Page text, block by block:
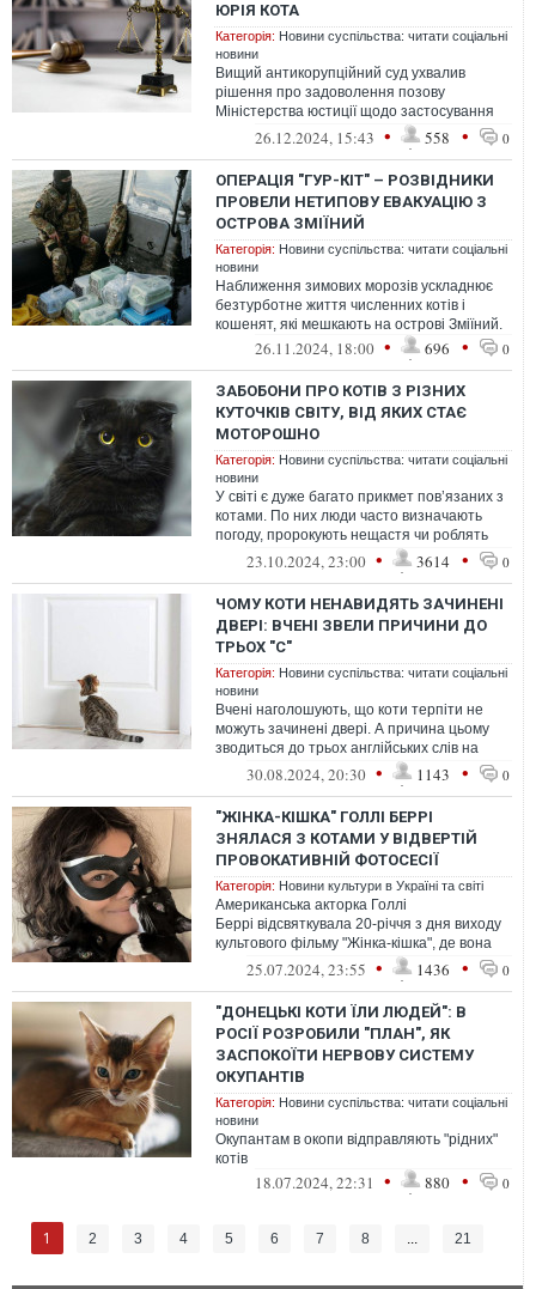
ЮРІЯ КОТА
Категорія: Новини суспільства: читати соціальні
новини
Вищий антикорупційний суд ухвалив
рішення про задоволення позову
Міністерства юстиції щодо застосування
санкцій до колишнього українського
26.12.2024, 15:43 • 558 • 0
ОПЕРАЦІЯ "ГУР-КІТ" – РОЗВІДНИКИ
ПРОВЕЛИ НЕТИПОВУ ЕВАКУАЦІЮ З
ОСТРОВА ЗМІЇНИЙ
Категорія: Новини суспільства: читати соціальні
новини
Наближення зимових морозів ускладнює
безтурботне життя численних котів і
кошенят, які мешкають на острові Зміїний.
26.11.2024, 18:00 • 696 • 0
ЗАБОБОНИ ПРО КОТІВ З РІЗНИХ
КУТОЧКІВ СВІТУ, ВІД ЯКИХ СТАЄ
МОТОРОШНО
Категорія: Новини суспільства: читати соціальні
новини
У світі є дуже багато прикмет пов’язаних з
котами. По них люди часто визначають
погоду, пророкують нещастя чи роблять
інші передбачення. Проте існують...
23.10.2024, 23:00 • 3614 • 0
ЧОМУ КОТИ НЕНАВИДЯТЬ ЗАЧИНЕНІ
ДВЕРІ: ВЧЕНІ ЗВЕЛИ ПРИЧИНИ ДО
ТРЬОХ "С"
Категорія: Новини суспільства: читати соціальні
новини
Вчені наголошують, що коти терпіти не
можуть зачинені двері. А причина цьому
зводиться до трьох англійських слів на
літеру "С" – choice, control, chan...
30.08.2024, 20:30 • 1143 • 0
"ЖІНКА-КІШКА" ГОЛЛІ БЕРРІ
ЗНЯЛАСЯ З КОТАМИ У ВІДВЕРТІЙ
ПРОВОКАТИВНІЙ ФОТОСЕСІЇ
Категорія: Новини культури в Україні та світі
Американська акторка Голлі
Беррі відсвяткувала 20-річчя з дня виходу
культового фільму "Жінка-кішка", де вона
зіграла головну роль.
25.07.2024, 23:55 • 1436 • 0
"ДОНЕЦЬКІ КОТИ ЇЛИ ЛЮДЕЙ": В
РОСІЇ РОЗРОБИЛИ "ПЛАН", ЯК
ЗАСПОКОЇТИ НЕРВОВУ СИСТЕМУ
ОКУПАНТІВ
Категорія: Новини суспільства: читати соціальні
новини
Окупантам в окопи відправляють "рідних"
котів
18.07.2024, 22:31 • 880 • 0
1 2 3 4 5 6 7 8 ... 21